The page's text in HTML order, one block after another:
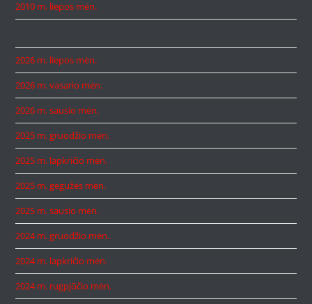
2010 m. liepos mėn.
2026 m. liepos mėn.
2026 m. vasario mėn.
2026 m. sausio mėn.
2025 m. gruodžio mėn.
2025 m. lapkričio mėn.
2025 m. gegužės mėn.
2025 m. sausio mėn.
2024 m. gruodžio mėn.
2024 m. lapkričio mėn.
2024 m. rugpjūčio mėn.